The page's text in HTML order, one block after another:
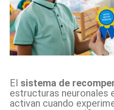
El sistema de
estructuras neuronales
activan cuando